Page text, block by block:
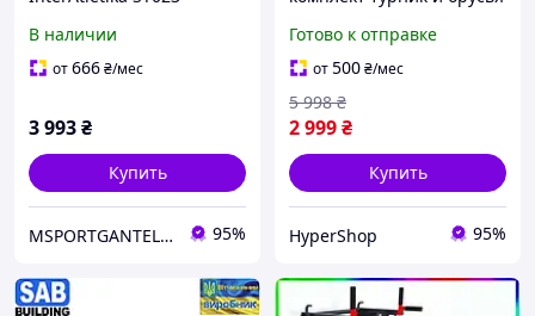
тренажер для домашних
тренировок до 150 кг.
В наличии
от666₴/мес
3 993₴
Купить
MSPORTGANTELI - інтернет магазин спортивних товарів 95%
домашний комплекс
турник брусья пресс 3 в 1
Готово к отправке
от500₴/мес
2 999₴
5 998 ₴
Купить
HyperShop 95%